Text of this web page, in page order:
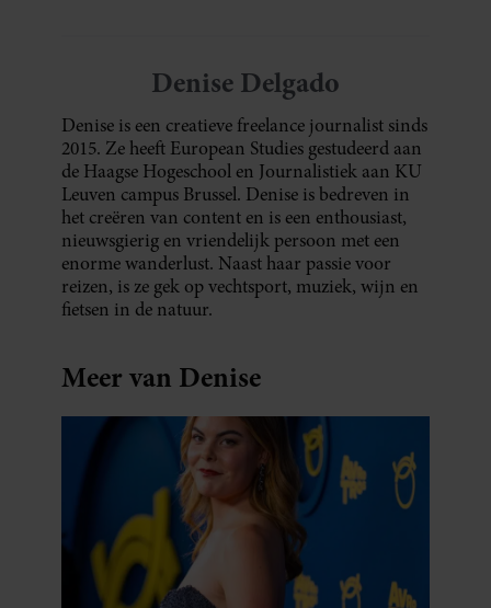
Denise Delgado
Denise is een creatieve freelance journalist sinds
2015. Ze heeft European Studies gestudeerd aan
de Haagse Hogeschool en Journalistiek aan KU
Leuven campus Brussel. Denise is bedreven in
het creëren van content en is een enthousiast,
nieuwsgierig en vriendelijk persoon met een
enorme wanderlust. Naast haar passie voor
reizen, is ze gek op vechtsport, muziek, wijn en
fietsen in de natuur.
Meer van Denise